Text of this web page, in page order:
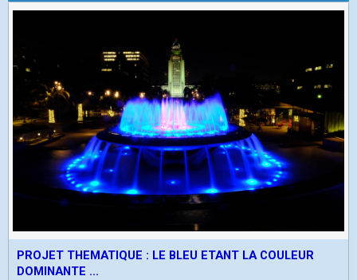
PROJET THEMATIQUE : LE BLEU ETANT LA COULEUR
DOMINANTE ...